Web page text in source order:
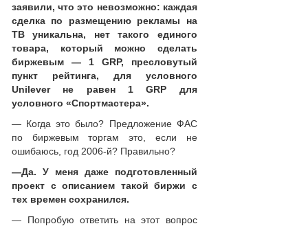
заявили, что это невозможно: каждая
сделка по размещению рекламы на
ТВ уникальна, нет такого единого
товара, который можно сделать
биржевым
—
1 GRP, пресловутый
пункт рейтинга, для условного
Unilever не равен 1 GRP для
условного «Спортмастера».
— Когда это было? Предложение ФАС
по биржевым торгам это, если не
ошибаюсь, год 2006-й? Правильно?
—Да. У меня даже подготовленный
проект с описанием такой биржи с
тех времен сохранился.
— Попробую ответить на этот вопрос